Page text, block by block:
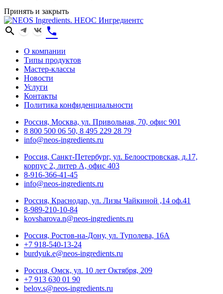
Принять и закрыть
search phone
О компании
Типы продуктов
Мастер-классы
Новости
Услуги
Контакты
Политика конфиденциальности
Россия, Москва, ул. Привольная, 70, офис 901
8 800 500 06 50, 8 495 229 28 79
info@neos-ingredients.ru
Россия, Санкт-Петербург, ул. Белоостровская, д.17,
корпус 2, литер А, офис 403
8-916-366-41-45
info@neos-ingredients.ru
Россия, Краснодар, ул. Лизы Чайкиной ,14 оф.41
8-989-210-10-84
kovsharova.n@neos-ingredients.ru
Россия, Ростов-на-Дону, ул. Туполева, 16А
+7 918-540-13-24
burdyuk.e@neos-ingredients.ru
Россия, Омск, ул. 10 лет Октября, 209
+7 913 630 01 90
belov.s@neos-ingredients.ru